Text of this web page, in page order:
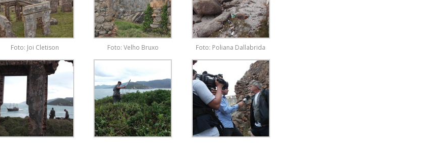
Foto: Joi Cletison Foto: Velho Bruxo Foto: Poliana Dallabrida